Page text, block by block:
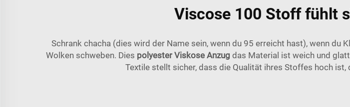
Viscose 100 Stoff fühlt
Schrank chacha (dies wird der Name sein, wenn du 95 erreicht hast), wenn
Wolken schweben. Dies polyester Viskose Anzug das Material ist weich und
Textile stellt sicher, dass die Qualität ihres Stoffes hoch